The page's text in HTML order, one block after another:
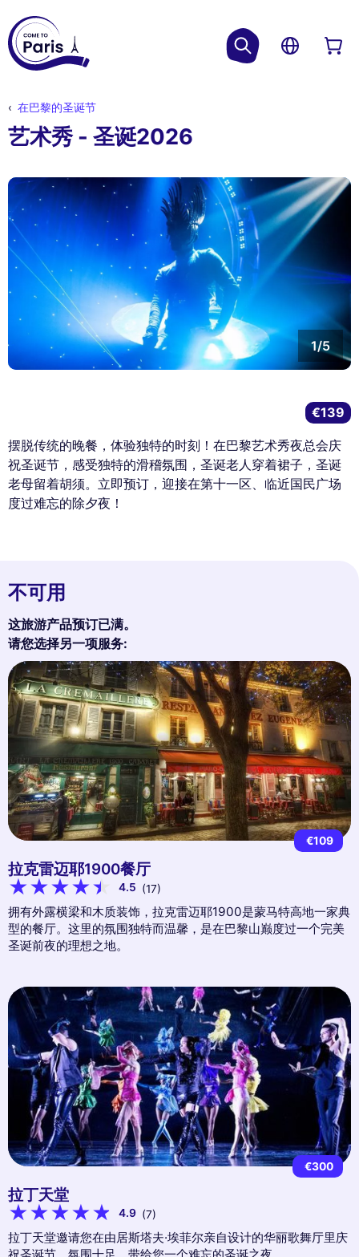
在巴黎的圣诞节
艺术秀 - 圣诞2026
1/5
摆脱传统的晚餐，体验独特的时刻！在巴黎艺术秀夜总会庆
祝圣诞节，感受独特的滑稽氛围，圣诞老人穿着裙子，圣诞
老母留着胡须。立即预订，迎接在第十一区、临近国民广场
度过难忘的除夕夜！
€139
不可用
这旅游产品预订已满。
请您选择另一项服务:
€109
拉克雷迈耶1900餐厅
4.5 (17)
拥有外露横梁和木质装饰，拉克雷迈耶1900是蒙马特高地一家典
型的餐厅。这里的氛围独特而温馨，是在巴黎山巅度过一个完美
圣诞前夜的理想之地。
€300
拉丁天堂
4.9 (7)
拉丁天堂邀请您在由居斯塔夫·埃菲尔亲自设计的华丽歌舞厅里庆